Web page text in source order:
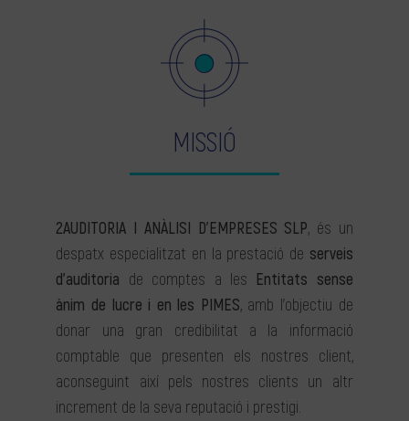
MISSIÓ
2AUDITORIA I ANÀLISI D’EMPRESES SLP, és un
despatx especialitzat en la prestació de serveis
d’auditoria de comptes a les Entitats sense
ànim de lucre i en les PIMES, amb l’objectiu de
donar una gran credibilitat a la informació
comptable que presenten els nostres client,
aconseguint així pels nostres clients un altr
increment de la seva reputació i prestigi.